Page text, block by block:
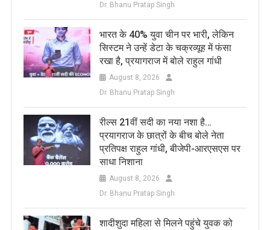
Dr. Bhanu Pratap Singh
भारत के 40% युवा चीन पर भारी, लेकिन
सिस्टम ने उन्हें डेटा के चक्रव्यूह में फंसा
रखा है, प्रयागराज में बोले राहुल गांधी
August 8, 2026
Dr. Bhanu Pratap Singh
रील्स 21वीं सदी का नया नशा है…
प्रयागराज के छात्रों के बीच बोले नेता
प्रतिपक्ष राहुल गांधी, बीजेपी-आरएसएस पर
साधा निशाना
August 8, 2026
Dr. Bhanu Pratap Singh
शादीशुदा महिला से मिलने पहुंचे युवक को